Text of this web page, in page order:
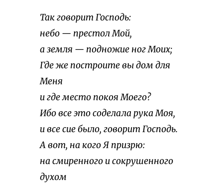
Так говорит Господь:
небо — престол Мой,
а земля — подножие ног Моих;
Где же построите вы дом для
Меня
и где место покоя Моего?
Ибо все это соделала рука Моя,
и все сие было, говорит Господь.
А вот, на кого Я призрю:
на смиренного и сокрушенного
духом